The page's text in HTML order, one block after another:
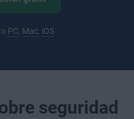
PC Mac, iOS
seguridad